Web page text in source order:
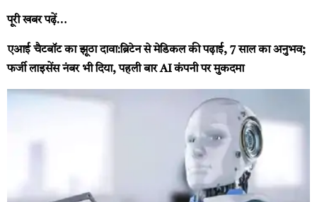
पूरी खबर पढ़ें…
एआई चैटबॉट का झूठा दावा:ब्रिटेन से मेडिकल की पढ़ाई, 7 साल का अनुभव;
फर्जी लाइसेंस नंबर भी दिया, पहली बार AI कंपनी पर मुकदमा